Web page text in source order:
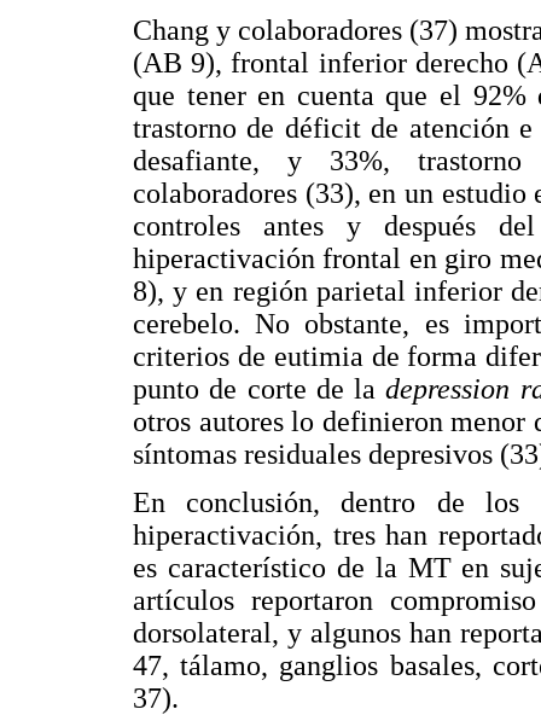
Chang y colaboradores (37)
(AB 9), frontal inferior derecho
que tener en cuenta que el
trastorno de déficit de atención
desafiante, y 33%,
colaboradores (33), en un
controles antes y después
hiperactivación frontal en giro
8), y en región parietal inferior
cerebelo. No obstante, es
criterios de eutimia de forma
punto de corte de ladepression
otros autores lo definieron
síntomas residuales depresivos
En conclusión, dentro de
hiperactivación, tres han
es característico de la MT en
artículos reportaron
dorsolateral, y algunos han
47, tálamo, ganglios basales,
37).